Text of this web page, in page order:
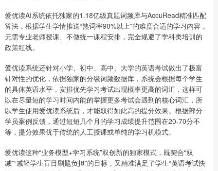
爱优读AI系统依托独家的1.18亿级真题词频库与AccuRead精准匹配
算法，根据学生学情推送“熟词率90%以上”的难度合适的学习内容，
无需专业老师授课、不做统一课程安排，完全规避了学科类培训的
政策红线。
爱优读系统还针对小学、初中、高中、大学的英语考试做出了极富
针对性的优化，依据独家的分级词频数据库，系统会根据每个学生
的具体英语水平，安排优先学习考试出现概率更高的词汇，这样可
以在尽量短的学习时间内能的掌握更多考试会遇到的核心词汇，所
以学生使用爱优读系统后，才能取得如此高的提分效果。根据部分
学员案例反馈，通过短短几个月的学习成绩提升范围在20-70分不
等，提分效果优于传统的人工授课或单纯的学习机模式。
爱优读这种“业务模型+学习系统”双创新的独家模式，既契合“双
减”“减轻学生盲目刷题负担”的目标，又精准满足了学生“英语考试快